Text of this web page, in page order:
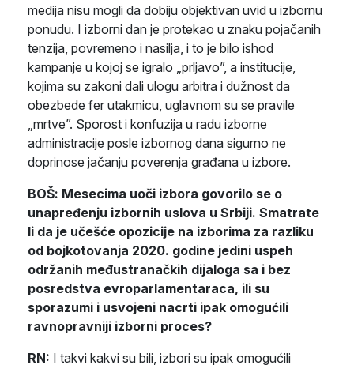
medija nisu mogli da dobiju objektivan uvid u izbornu
ponudu. I izborni dan je protekao u znaku pojačanih
tenzija, povremeno i nasilja, i to je bilo ishod
kampanje u kojoj se igralo „prljavo”, a institucije,
kojima su zakoni dali ulogu arbitra i dužnost da
obezbede fer utakmicu, uglavnom su se pravile
„mrtve”. Sporost i konfuzija u radu izborne
administracije posle izbornog dana sigurno ne
doprinose jačanju poverenja građana u izbore.
BOŠ: Mesecima uoči izbora govorilo se o
unapređenju izbornih uslova u Srbiji. Smatrate
li da je učešće opozicije na izborima za razliku
od bojkotovanja 2020. godine jedini uspeh
održanih međustranačkih dijaloga sa i bez
posredstva evroparlamentaraca, ili su
sporazumi i usvojeni nacrti ipak omogućili
ravnopravniji izborni proces?
RN: I takvi kakvi su bili, izbori su ipak omogućili